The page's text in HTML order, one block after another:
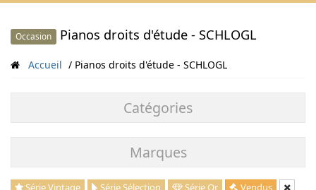
Occasion Pianos droits d'étude - SCHLOGL
Accueil Pianos droits d'étude - SCHLOGL
Catégories
Marques
Série Vintage Série Sélection Série Or Vendus